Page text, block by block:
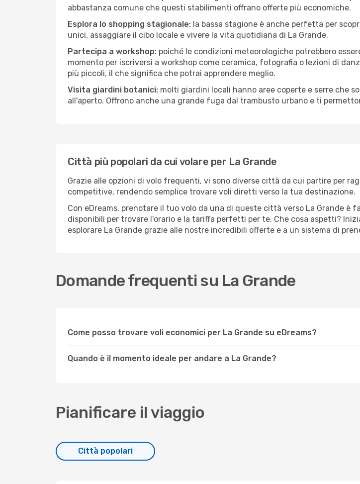
abbastanza comune che questi stabilimenti offrano offerte più economiche.
Esplora lo shopping stagionale: la bassa stagione è anche perfetta per
unici, assaggiare il cibo locale e vivere la vita quotidiana di La Grande.
Partecipa a workshop: poiché le condizioni meteorologiche potrebbero
momento per iscriversi a workshop come ceramica, fotografia o lezioni di
più piccoli, il che significa che potrai apprendere meglio.
Visita giardini botanici: molti giardini locali hanno aree coperte e serre che
all'aperto. Offrono anche una grande fuga dal trambusto urbano e ti
Città più popolari da cui volare per La Grande
Grazie alle opzioni di volo frequenti, vi sono diverse città da cui partire per
competitive, rendendo semplice trovare voli diretti verso la tua destinazione.
Con eDreams, prenotare il tuo volo da una di queste città verso La Grande è
disponibili per trovare l'orario e la tariffa perfetti per te. Che cosa aspetti?
esplorare La Grande grazie alle nostre incredibili offerte e a un sistema di
Domande frequenti su La Grande
Come posso trovare voli economici per La Grande su eDreams?
Quando è il momento ideale per andare a La Grande?
Pianificare il viaggio
Città popolari